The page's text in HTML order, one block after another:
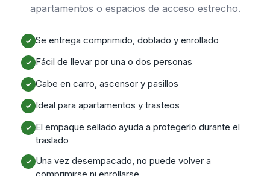
apartamentos o espacios de acceso estrecho.
✓ Se entrega comprimido, doblado y enrollado
✓ Fácil de llevar por una o dos personas
✓ Cabe en carro, ascensor y pasillos
✓ Ideal para apartamentos y trasteos
✓ El empaque sellado ayuda a protegerlo durante el
traslado
✓ Una vez desempacado, no puede volver a